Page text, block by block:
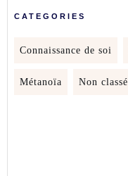
CATEGORIES
Connaissance de soi
Métanoïa Non classé